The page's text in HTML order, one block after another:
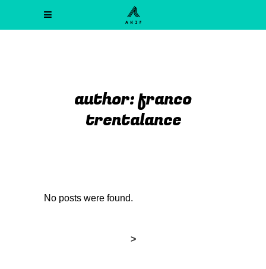
author: franco
trentalance
No posts were found.
>